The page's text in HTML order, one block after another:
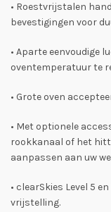
• Roestvrijstalen
bevestigingen voor
• Aparte eenvoudige
oventemperatuur te
• Grote oven
• Met optionele
rookkanaal of het
aanpassen aan uw
• clearSkies Level 5
vrijstelling.